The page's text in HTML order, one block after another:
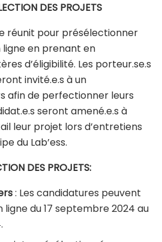
DES PROJETS
réunit pour présélectionner
ligne en prenant en
d’éligibilité. Les porteur.se.s
invité.e.s à un
afin de perfectionner leurs
seront amené.e.s à
leur projet lors d’entretiens
du Lab’ess.
DES PROJETS:
: Les candidatures peuvent
ligne du 17 septembre 2024 au